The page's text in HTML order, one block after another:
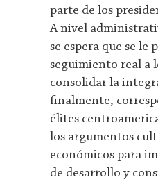
parte de los
A nivel
se espera que se le
seguimiento real a
consolidar la
finalmente,
élites
los argumentos
económicos para
de desarrollo y